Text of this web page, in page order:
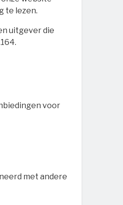
te lezen.
uitgever die
voor
met andere